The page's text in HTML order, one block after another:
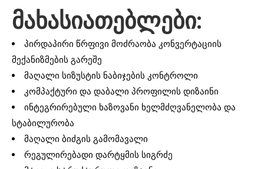
ის მისაღებად
მახასიათებლები:
პირდაპირი წრფივი მოძრაობა კონვერტაციის
მექანიზმების გარეშე
მაღალი სიზუსტის ნაბიჯების კონტროლი
კომპაქტური და დაბალი პროფილის დიზაინი
ინტეგრირებული ხაზოვანი ხელმძღვანელობა და
სტაბილურობა
მაღალი ბიძგის გამომავალი
რეგულირებადი დარტყმის სიგრძე